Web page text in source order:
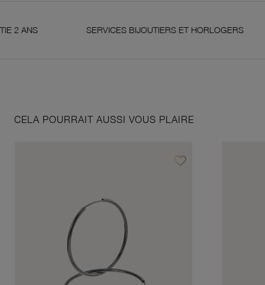
SERVICES BIJOUTIERS ET HORLOGERS
CELA POURRAIT AUSSI VOUS PLAIRE
favorite_borderAjouter à vos favoris